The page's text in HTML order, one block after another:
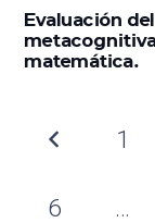
Evaluación
matemática.
1
6 …